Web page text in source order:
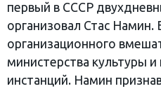
первый в СССР
организовал Стас Намин.
организационного
министерства культуры
инстанций. Намин